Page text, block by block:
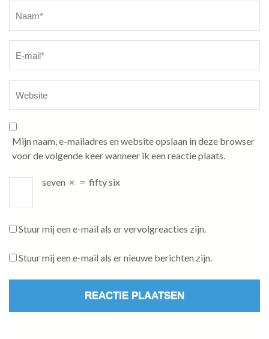
Mijn naam, e-mailadres en website opslaan in deze browser
voor de volgende keer wanneer ik een reactie plaats.
seven × = fifty six
Stuur mij een e-mail als er vervolgreacties zijn.
Stuur mij een e-mail als er nieuwe berichten zijn.